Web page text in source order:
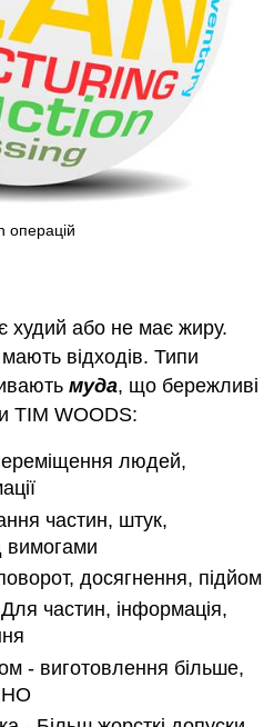
операцій
худий або не має жиру.
відходів. Типи
муда, що бережливі
TIM WOODS:
людей,
частин, штук,
вимогами
досягнення, підйом
частин, інформація,
- виготовлення більше,